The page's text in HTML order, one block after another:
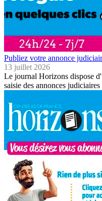
Publiez votre annonce
13 juillet 2026
Le journal Horizons dispose
saisie des annonces